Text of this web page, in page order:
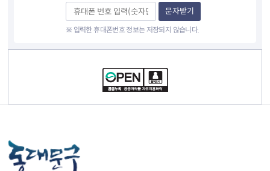
문자받기
※ 입력한 휴대폰번호 정보는 저장되지 않습니다.